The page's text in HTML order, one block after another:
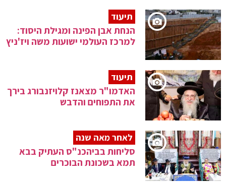
תיעוד
הנחת אבן הפינה ומגילת היסוד:
למרכז העולמי ישועות משה ויז'ניץ
תיעוד
האדמו"ר מצאנז קלויזנבורג בירך
את התפוחים והדבש
לאחר מאה שנה
סליחות בביהכנ"ס העתיק בבא
תמא בשכונת הבוכרים